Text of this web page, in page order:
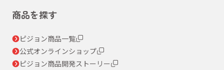
商品を探す
ピジョン商品一覧
公式オンラインショップ
ピジョン商品開発ストーリー